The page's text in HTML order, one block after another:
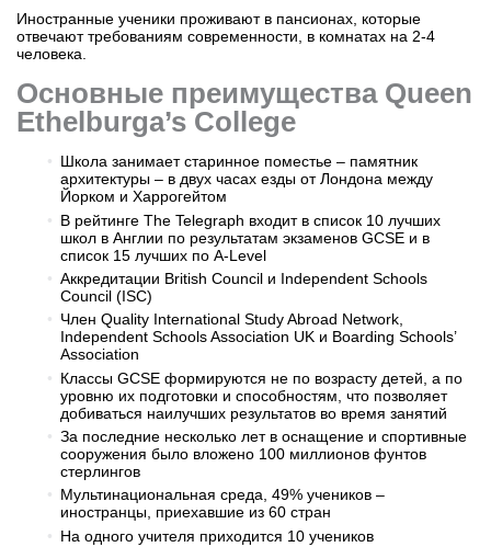
Иностранные ученики проживают в пансионах, которые
отвечают требованиям современности, в комнатах на 2-4
человека.
Основные преимущества Queen
Ethelburga’s College
Школа занимает старинное поместье – памятник
архитектуры – в двух часах езды от Лондона между
Йорком и Харрогейтом
В рейтинге The Telegraph входит в список 10 лучших
школ в Англии по результатам экзаменов GCSE и в
список 15 лучших по A-Level
Аккредитации British Council и Independent Schools
Council (ISC)
Член Quality International Study Abroad Network,
Independent Schools Association UK и Boarding Schools’
Association
Классы GCSE формируются не по возрасту детей, а по
уровню их подготовки и способностям, что позволяет
добиваться наилучших результатов во время занятий
За последние несколько лет в оснащение и спортивные
сооружения было вложено 100 миллионов ‎фунтов
стерлингов
Мультинациональная среда, 49% учеников –
иностранцы, приехавшие из 60 стран
На одного учителя приходится 10 учеников